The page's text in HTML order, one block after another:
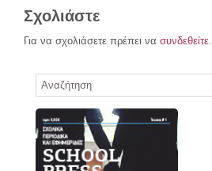
Σχολιάστε
Για να σχολιάσετε πρέπει να συνδεθείτε.